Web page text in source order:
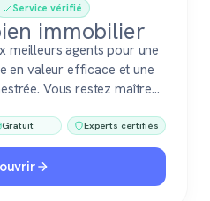
Service vérifié
immobilier
meilleurs agents pour une
en valeur efficace et une
Vous restez maître
Gratuit Experts certifiés